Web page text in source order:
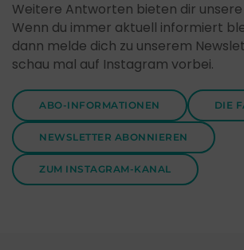
Weitere Antworten bieten dir unsere
Wenn du immer aktuell informiert
dann melde dich zu unserem
schau mal auf Instagram vorbei.
ABO-INFORMATIONEN DIE
NEWSLETTER ABONNIEREN
ZUM INSTAGRAM-KANAL